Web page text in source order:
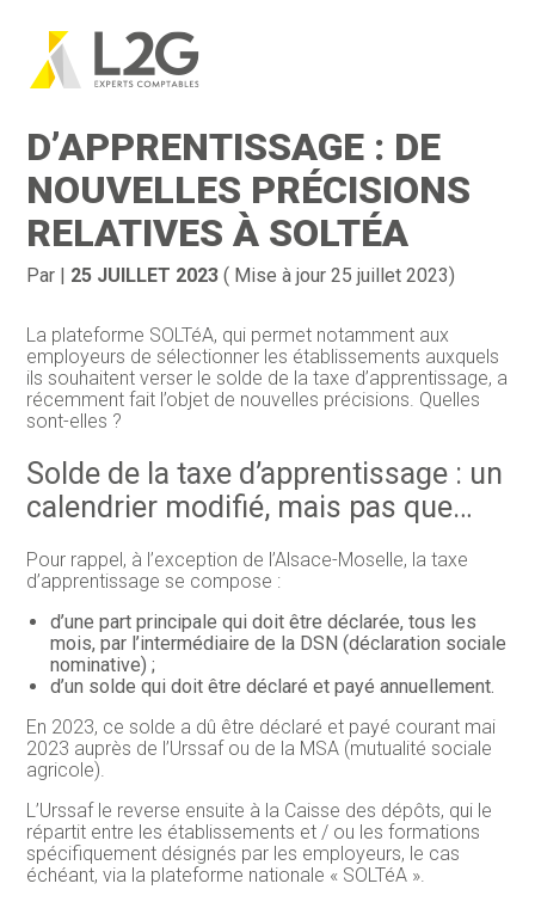
Aller
au
Création d’entreprise
Pilotage d’entreprise
Entreprise en difficultés
Gestion
Juridique
Documents
Dématérialisation / collecte
D’APPRENTISSAGE : DE
NOUVELLES PRÉCISIONS
RELATIVES À SOLTÉA
Par | 25 JUILLET 2023 ( Mise à jour 25 juillet 2023)
La plateforme SOLTéA, qui permet notamment aux
employeurs de sélectionner les établissements auxquels
ils souhaitent verser le solde de la taxe d’apprentissage, a
récemment fait l’objet de nouvelles précisions. Quelles
sont-elles ?
Solde de la taxe d’apprentissage : un
calendrier modifié, mais pas que…
Pour rappel, à l’exception de l’Alsace-Moselle, la taxe
d’apprentissage se compose :
d’une part principale qui doit être déclarée, tous les
mois, par l’intermédiaire de la DSN (déclaration sociale
nominative) ;
d’un solde qui doit être déclaré et payé annuellement.
En 2023, ce solde a dû être déclaré et payé courant mai
2023 auprès de l’Urssaf ou de la MSA (mutualité sociale
agricole).
L’Urssaf le reverse ensuite à la Caisse des dépôts, qui le
répartit entre les établissements et / ou les formations
spécifiquement désignés par les employeurs, le cas
échéant, via la plateforme nationale « SOLTéA ».